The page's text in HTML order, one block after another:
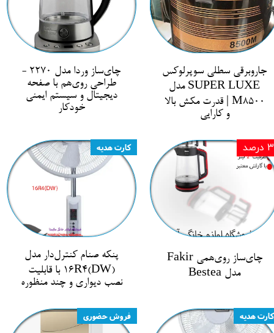
جاروبرقی سطلی سوپرلوکس
SUPER LUXE مدل
M8500 | قدرت مکش بالا
و کارایی
چای‌ساز وردا مدل 2270 -
طراحی روی‌هم با صفحه
دیجیتال و سیستم ایمنی
خودکار
چای‌ساز روی‌همی Fakir
مدل Bestea
۳ درصد
پنکه صنام کنترل‌دار مدل
16R4(DW) با قابلیت
نصب دیواری و چند منظوره
کارت هدیه
کارت هدیه فروش حضوری